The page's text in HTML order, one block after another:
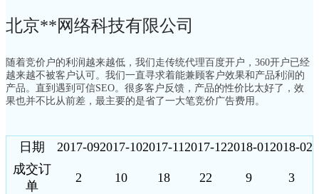
北京**网络科技有限公司
随着竞价户的利润越来越低，我们走传统代理百度开户，360开户已经
越来越不被客户认可。我们一直寻求着能兼顾客户效果和产品利润的
产品。直到遇到可信SEO。很多客户反馈，产品的性价比太好了，效
果也并不比从前差，最主要的是省了一大笔竞价广告费用。
日期 2017-092017-102017-112017-122018-012018-02
成交订
单
2 10 18 22 9 3